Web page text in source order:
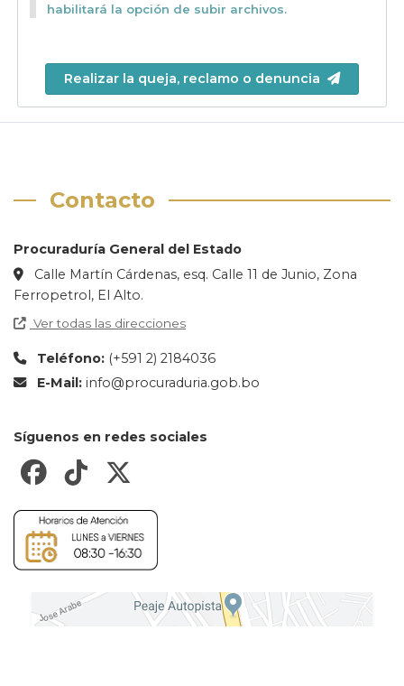
habilitará la opción de subir archivos.
Realizar la queja, reclamo o denuncia
Contacto
Procuraduría General del Estado
Calle Martín Cárdenas, esq. Calle 11 de Junio, Zona
Ferropetrol, El Alto.
Ver todas las direcciones
Teléfono: (+591 2) 2184036
E-Mail: info@procuraduria.gob.bo
Síguenos en redes sociales